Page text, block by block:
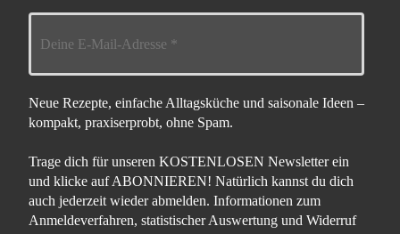
Neue Rezepte, einfache Alltagsküche und saisonale Ideen –
kompakt, praxiserprobt, ohne Spam.
Trage dich für unseren KOSTENLOSEN Newsletter ein
und klicke auf ABONNIEREN! Natürlich kannst du dich
auch jederzeit wieder abmelden. Informationen zum
Anmeldeverfahren, statistischer Auswertung und Widerruf